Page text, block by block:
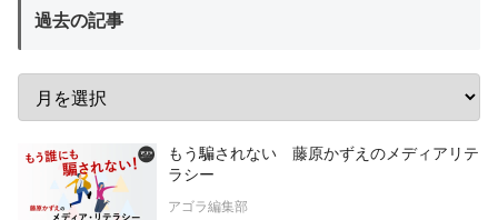
過去の記事
もう騙されない 藤原かずえのメディアリテ
ラシー
アゴラ編集部